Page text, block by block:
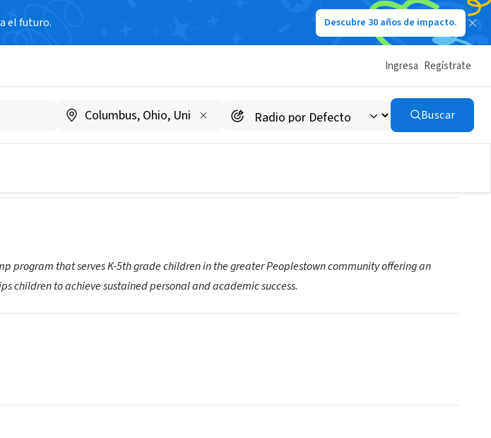
el futuro. Descubre 30 años de impacto.
Ingresa Regístrate
Buscar
program that serves K-5th grade children in the greater Peoplestown community offering an
children to achieve sustained personal and academic success.